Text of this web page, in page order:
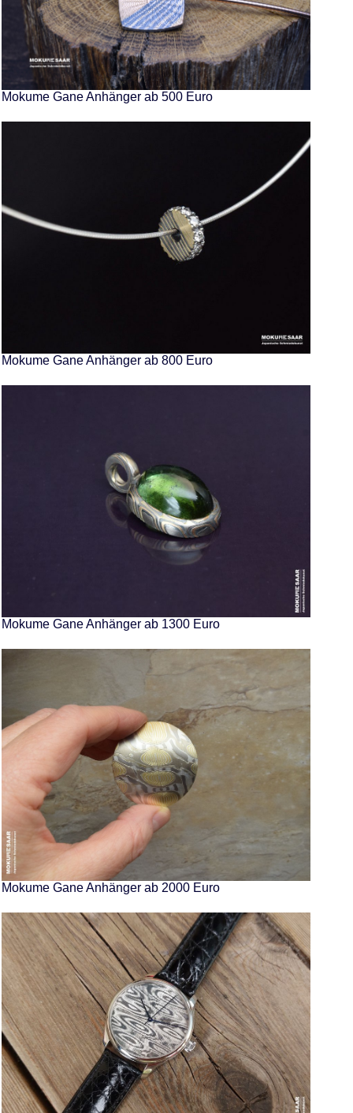
Mokume Gane Anhänger ab 500 Euro
Mokume Gane Anhänger ab 800 Euro
Mokume Gane Anhänger ab 1300 Euro
Mokume Gane Anhänger ab 2000 Euro